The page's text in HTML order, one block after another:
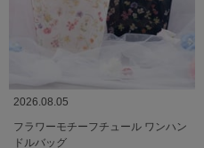
2026.08.05
フラワーモチーフチュール ワンハン
ドルバッグ